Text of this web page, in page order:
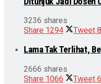
3236 shares
Share 1294 Tweet
Lama Tak Terlihat,
2666 shares
Share 1066 Tweet